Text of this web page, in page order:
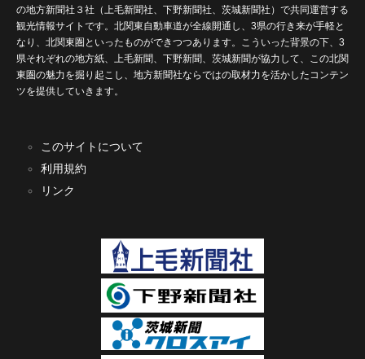
の地方新聞社３社（上毛新聞社、下野新聞社、茨城新聞社）で共同運営する
観光情報サイトです。北関東自動車道が全線開通し、3県の行き来が手軽と
なり、北関東圏といったものができつつあります。こういった背景の下、3
県それぞれの地方紙、上毛新聞、下野新聞、茨城新聞が協力して、この北関
東圏の魅力を掘り起こし、地方新聞社ならではの取材力を活かしたコンテン
ツを提供していきます。
このサイトについて
利用規約
リンク